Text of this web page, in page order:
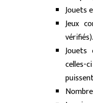
Jouets
Jeux
vérifiés).